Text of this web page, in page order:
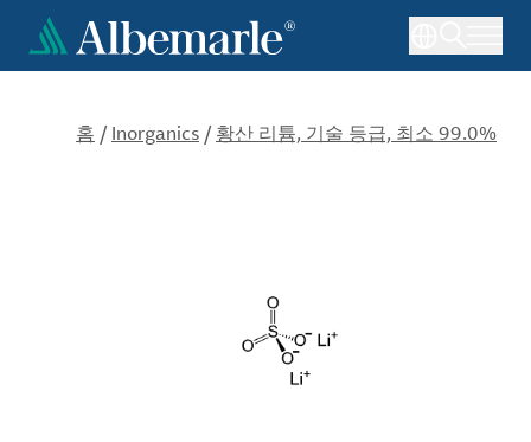
콘
홈 / Inorganics / 황산 리튬, 기술 등급, 최소 99.0%